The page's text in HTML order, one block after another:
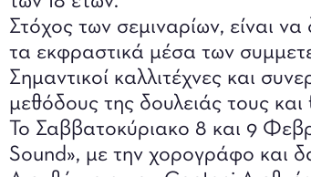
Στόχος των σεμιναρίων, είναι
τα εκφραστικά μέσα των
Σημαντικοί καλλιτέχνες και
μεθόδους της δουλειάς τους
Το Σαββατοκύριακο 8 και 9
Sound», με την χορογράφο και